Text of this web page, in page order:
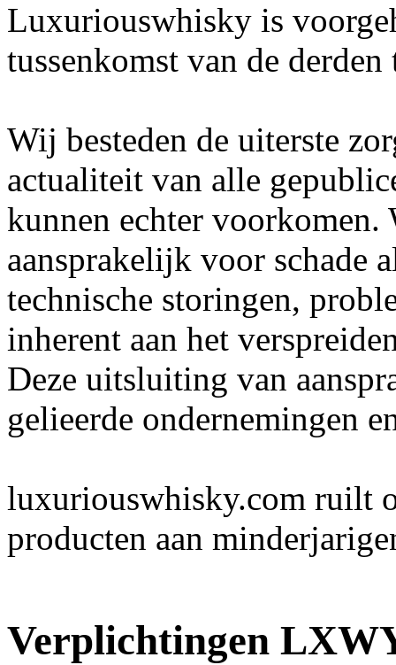
Luxuriouswhisky is
tussenkomst van de
Wij besteden de uiterste
actualiteit van alle
kunnen echter voorkomen.
aansprakelijk voor schade
technische storingen,
inherent aan het
Deze uitsluiting van
gelieerde ondernemingen
luxuriouswhisky.com ruilt
producten aan
Verplichtingen